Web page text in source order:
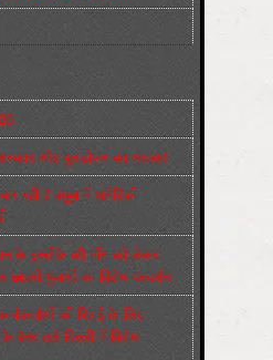
सरकार और बुलडोज़र का आतंक!
रही है क्यूबा में अमेरिकी
के इस्तीफ़े की माँग को लेकर
युवाओं का विरोध प्रदर्शन
की रिहाई के लिए
बैनर तले दिल्ली में विरोध